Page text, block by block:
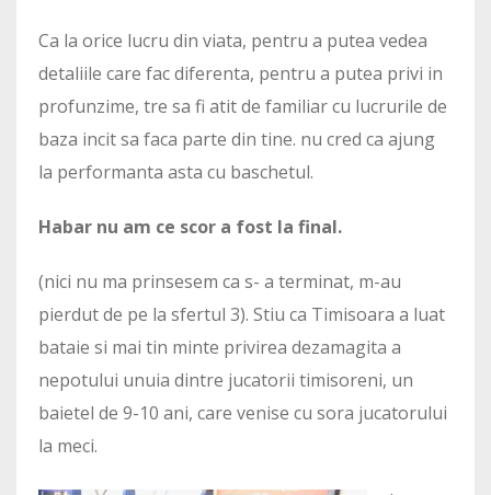
Ca la orice lucru din viata, pentru a putea vedea
detaliile care fac diferenta, pentru a putea privi in
profunzime, tre sa fi atit de familiar cu lucrurile de
baza incit sa faca parte din tine. nu cred ca ajung
la performanta asta cu baschetul.
Habar nu am ce scor a fost la final.
(nici nu ma prinsesem ca s- a terminat, m-au
pierdut de pe la sfertul 3). Stiu ca Timisoara a luat
bataie si mai tin minte privirea dezamagita a
nepotului unuia dintre jucatorii timisoreni, un
baietel de 9-10 ani, care venise cu sora jucatorului
la meci.